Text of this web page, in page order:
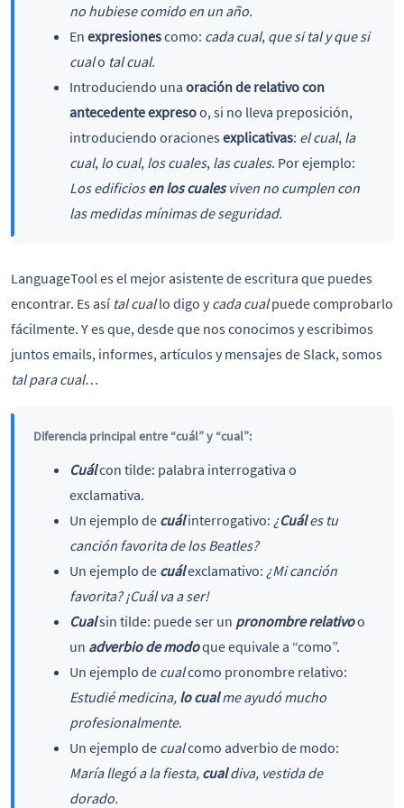
no hubiese comido en un año.
En expresionescomo: cada cual, que si tal y que si
cualo tal cual.
Introduciendo una oración de relativo con
antecedente expresoo, si no lleva preposición,
introduciendo oraciones explicativas: el cual, la
cual, lo cual, los cuales, las cuales. Por ejemplo:
Los edificiosen los cualesviven no cumplen con
las medidas mínimas de seguridad.
LanguageTool es el mejor asistente de escritura que puedes
encontrar. Es así tal cuallo digo ycada cualpuede comprobarlo
fácilmente. Y es que, desde que nos conocimos y escribimos
juntos emails, informes, artículos y mensajes de Slack, somos
tal para cual…
Diferencia principal entre “cuál” y “cual”:
Cuálcon tilde: palabra interrogativa o
exclamativa.
Un ejemplo de cuálinterrogativo: ¿Cuáles tu
canción favorita de los Beatles?
Un ejemplo de cuálexclamativo: ¿Mi canción
favorita? ¡Cuál va a ser!
Cualsin tilde: puede ser un pronombre relativoo
un adverbio de modoque equivale a “como”.
Un ejemplo de cualcomo pronombre relativo:
Estudié medicina, lo cualme ayudó mucho
profesionalmente.
Un ejemplo de cualcomo adverbio de modo:
María llegó a la fiesta, cualdiva, vestida de
dorado.